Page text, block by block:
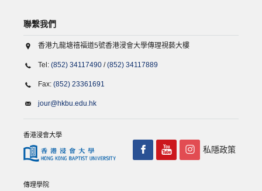
聯繫我們
香港九龍塘禧福道5號香港浸會大學傳理視藝大樓
Tel: (852) 34117490 /(852) 34117889
Fax: (852) 23361691
jour@hkbu.edu.hk
香港浸會大學
傳理學院
私隱政策